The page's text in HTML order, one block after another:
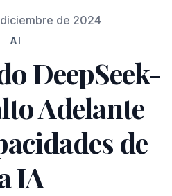
de la IAde 2024
AI
DeepSeek-
Adelante
de
IA